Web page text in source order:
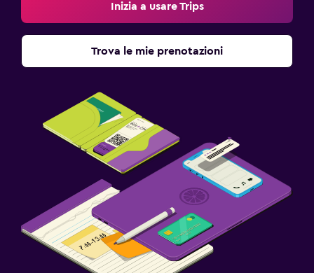
Inizia a usare Trips
Trova le mie prenotazioni